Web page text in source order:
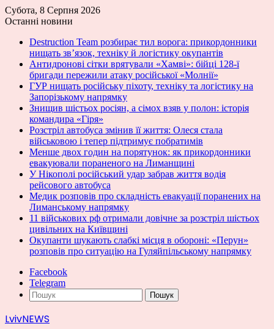
Субота, 8 Серпня 2026
Останні новини
Destruction Team розбирає тил ворога: прикордонники
нищать зв’язок, техніку й логістику окупантів
Антидронові сітки врятували «Хамві»: бійці 128-ї
бригади пережили атаку російської «Молнії»
ГУР нищать російську піхоту, техніку та логістику на
Запорізькому напрямку
Знищив шістьох росіян, а сімох взяв у полон: історія
командира «Гіря»
Розстріл автобуса змінив її життя: Олеся стала
військовою і тепер підтримує побратимів
Менше двох годин на порятунок: як прикордонники
евакуювали пораненого на Лиманщині
У Нікополі російський удар забрав життя водія
рейсового автобуса
Медик розповів про складність евакуації поранених на
Лиманському напрямку
11 військових рф отримали довічне за розстріл шістьох
цивільних на Київщині
Окупанти шукають слабкі місця в обороні: «Перун»
розповів про ситуацію на Гуляйпільському напрямку
Facebook
Telegram
Пошук
LvivNEWS